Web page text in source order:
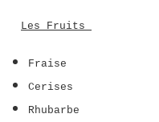
Les Fruits
Fraise
Cerises
Rhubarbe